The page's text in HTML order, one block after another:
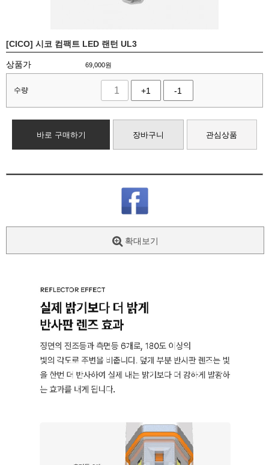
[CICO] 시코 컴팩트 LED 랜턴 UL3
상품가 69,000원
수량 +1 -1
바로 구매하기 장바구니 관심상품
확대보기